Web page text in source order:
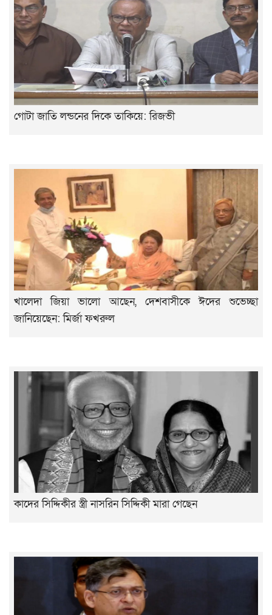
গোটা জাতি লন্ডনের দিকে তাকিয়ে: রিজভী
খালেদা জিয়া ভালো আছেন, দেশবাসীকে ঈদের শুভেচ্ছা
জানিয়েছেন: মির্জা ফখরুল
কাদের সিদ্দিকীর স্ত্রী নাসরিন সিদ্দিকী মারা গেছেন